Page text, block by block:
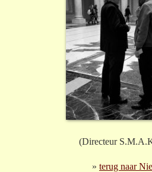
(Directeur
» terug naar